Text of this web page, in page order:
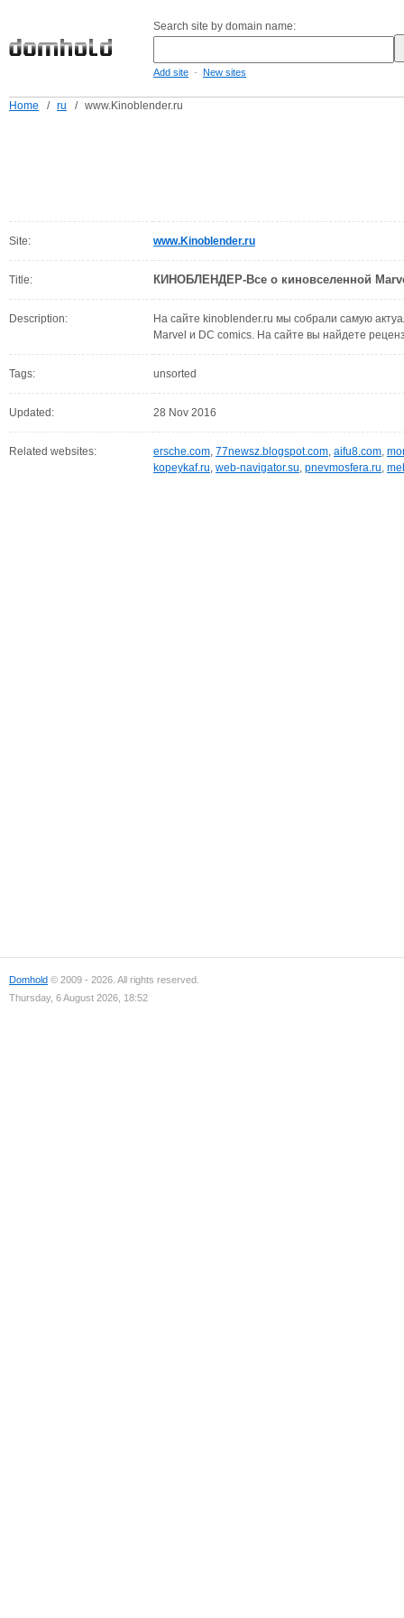
Search site by domain name:
Add site - New sites
Home / ru / www.Kinoblender.ru
Site: www.Kinoblender.ru
Title: КИНОБЛЕНДЕР-Все о киновселенной
Description:
На сайте kinoblender.ru мы собрали самую
Marvel и DC comics. На сайте вы найдете
Tags: unsorted
Updated: 28 Nov 2016
Related websites: ersche.com, 77newsz.blogspot.com, aifu8.com,
kopeykaf.ru, web-navigator.su, pnevmosfera.ru,
Domhold © 2009 - 2026. All rights reserved.
Thursday, 6 August 2026, 18:52